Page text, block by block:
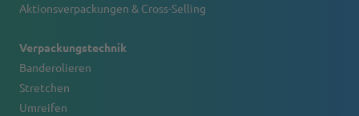
Aktionsverpackungen & Cross-Selling
Verpackungstechnik
Banderolieren
Stretchen
Umreifen